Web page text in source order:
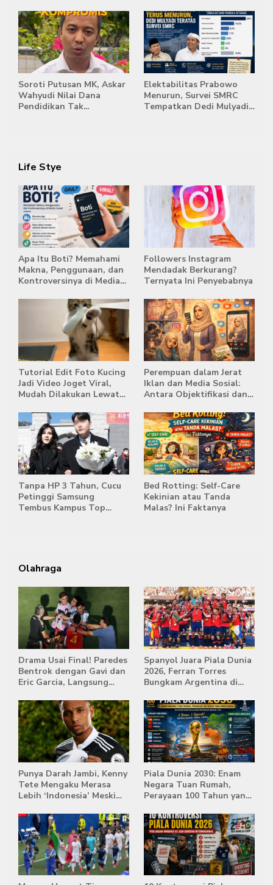
Kemandirian Siswa
Stockpile Batu Bara Masih
Mengepung Candi Muaro
Jambi
Soroti Putusan MK, Askar
Wahyudi Nilai Dana
Pendidikan Tak
Elektabilitas Prabowo
Menurun, Survei SMRC
Tempatkan Dedi Mulyadi
Life Stye
Apa Itu Boti? Memahami
Makna, Penggunaan, dan
Kontroversinya di Media
Followers Instagram
Mendadak Berkurang?
Ternyata Ini Penyebabnya
Tutorial Edit Foto Kucing
Jadi Video Joget Viral,
Mudah Dilakukan Lewat
Perempuan dalam Jerat
Iklan dan Media Sosial:
Antara Objektifikasi dan
Tanpa HP 3 Tahun, Cucu
Petinggi Samsung
Tembus Kampus Top
Bed Rotting: Self-Care
Kekinian atau Tanda
Malas? Ini Faktanya
Olahraga
Drama Usai Final! Paredes
Bentrok dengan Gavi dan
Eric Garcia, Langsung
Spanyol Juara Piala Dunia
2026, Ferran Torres
Bungkam Argentina di
Punya Darah Jambi, Kenny
Tete Mengaku Merasa
Lebih ‘Indonesia’ Meski
Piala Dunia 2030: Enam
Negara Tuan Rumah,
Perayaan 100 Tahun yang